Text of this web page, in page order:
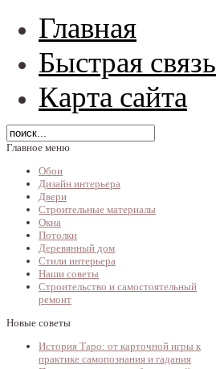
Главная
Быстрая связь
Карта сайта
Главное меню
Обои
Дизайн интерьера
Двери
Строительные материалы
Окна
Потолки
Деревянный дом
Стили интерьера
Наши советы
Строительство и самостоятельный
ремонт
Новые советы
История Таро: от карточной игры к
практике самопознания и гадания